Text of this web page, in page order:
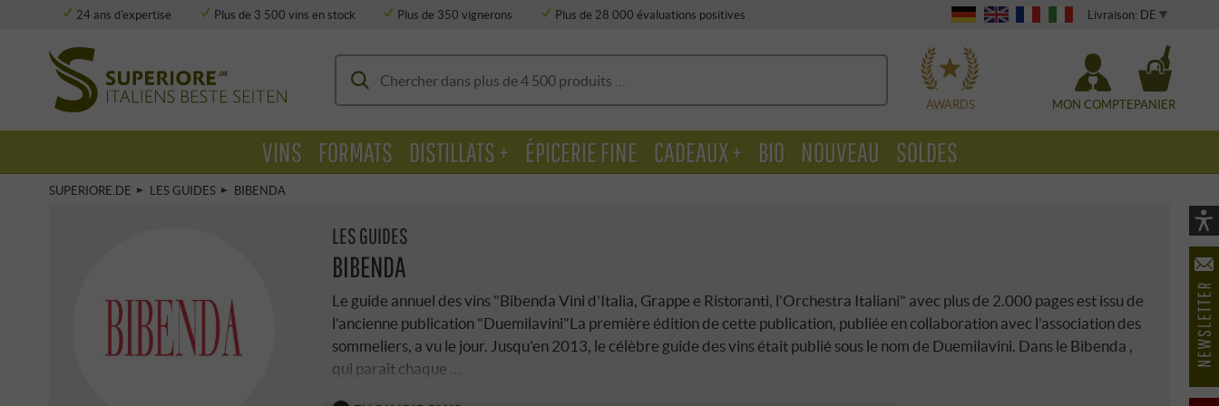
24 ans d'expertise Plus de 3 500 vins en stock Plus de 350 vignerons
Plus de 28 000 évaluations positives
WÄHLEN Livraison: DE
AWARDS MON COMPTEPANIER
SUPERIORE.DE LES GUIDES BIBENDA
LES GUIDES
BIBENDA
Le guide annuel des vins "Bibenda Vini d'Italia, Grappe e Ristoranti, l'Orchestra Italiani" avec plus de 2.000 pages est issu de
l'ancienne publication "Duemilavini"La première édition de cette publication, publiée en collaboration avec l'association des
sommeliers, a vu le jour. Jusqu'en 2013, le célèbre guide des vins était publié sous le nom de Duemilavini. Dans le Bibenda ,
qui paraît chaque …
VINS FORMATS DISTILLATS + ÉPICERIE FINE CADEAUX + BIO NOUVEAU SOLDES